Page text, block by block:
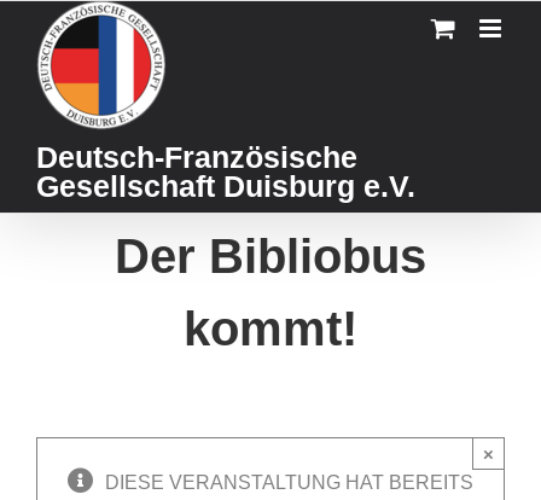
content
Deutsch-Französische
Gesellschaft Duisburg e.V.
Der Bibliobus
kommt!
DIESE VERANSTALTUNG HAT BEREITS
×